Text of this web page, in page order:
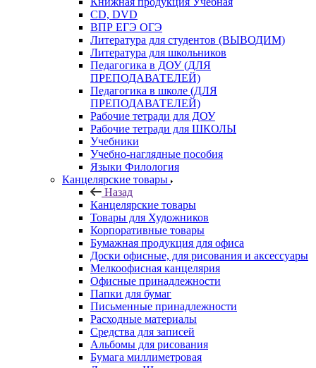
CD, DVD
ВПР ЕГЭ ОГЭ
Литература для студентов (ВЫВОДИМ)
Литература для школьников
Педагогика в ДОУ (ДЛЯ
ПРЕПОДАВАТЕЛЕЙ)
Педагогика в школе (ДЛЯ
ПРЕПОДАВАТЕЛЕЙ)
Рабочие тетради для ДОУ
Рабочие тетради для ШКОЛЫ
Учебники
Учебно-наглядные пособия
Языки Филология
Канцелярские товары
Назад
Канцелярские товары
Товары для Художников
Корпоративные товары
Бумажная продукция для офиса
Доски офисные, для рисования и аксессуары
Мелкоофисная канцелярия
Офисные принадлежности
Папки для бумаг
Письменные принадлежности
Расходные материалы
Средства для записей
Альбомы для рисования
Бумага миллиметровая